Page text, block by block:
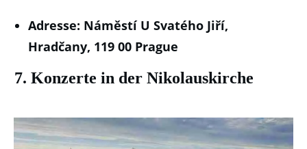
Adresse: Náměstí U Svatého Jiří,
Hradčany, 119 00 Prague
7. Konzerte in der Nikolauskirche